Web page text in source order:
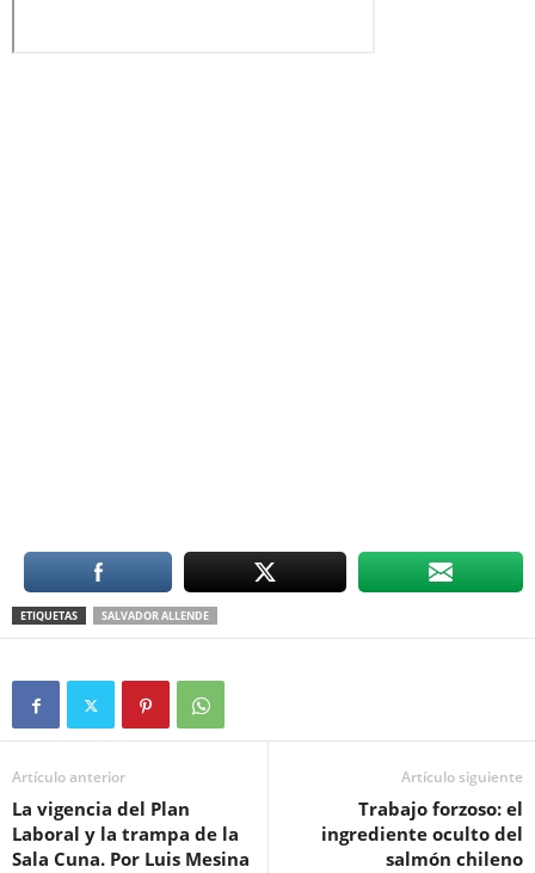
ETIQUETAS SALVADOR ALLENDE
Artículo anterior
La vigencia del Plan
Laboral y la trampa de la
Sala Cuna. Por Luis Mesina
Artículo siguiente
Trabajo forzoso: el
ingrediente oculto del
salmón chileno